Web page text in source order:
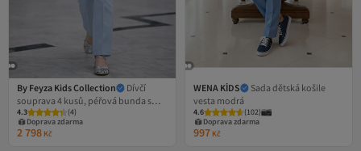
By Feyza Kids Collection
Dívčí
souprava 4 kusů, péřová bunda s
kamínky, kalhoty, halenka,
náhrdelník, kombinace pro svatbu a
promoce
4.3 (4)
Doprava zdarma
2 798 Kč
WENA KİDS
Sada dětská košile
vesta modrá
4.6 (102)
Doprava zdarma
997 Kč